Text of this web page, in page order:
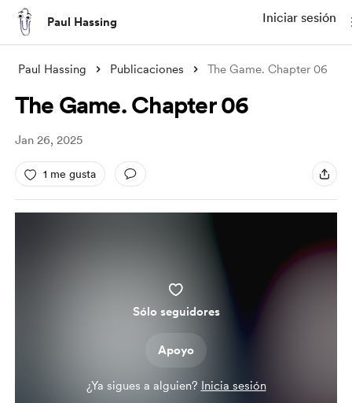
Paul Hassing Iniciar sesión
Paul Hassing Publicaciones The Game. Chapter 06
The Game. Chapter 06
Jan 26, 2025
1 me gusta
Sólo seguidores
Apoyo
¿Ya sigues a alguien? Inicia sesión